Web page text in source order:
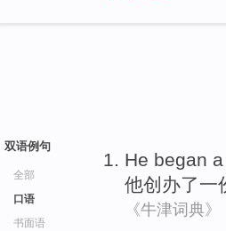
双语例句
全部
口语
书面语
He began a
他创办了一
《牛津词典》